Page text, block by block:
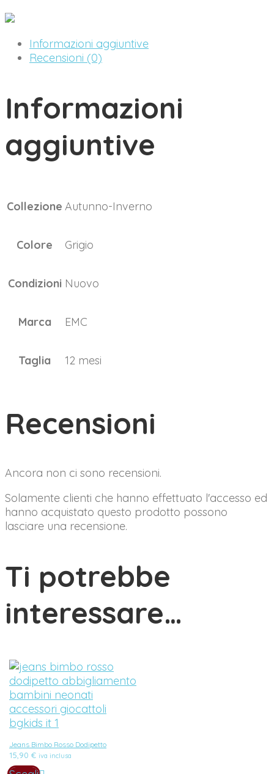
Informazioni aggiuntive
Recensioni (0)
Informazioni
aggiuntive
Collezione Autunno-Inverno
Colore Grigio
Condizioni Nuovo
Marca EMC
Taglia 12 mesi
Recensioni
Ancora non ci sono recensioni.
Solamente clienti che hanno effettuato l'accesso ed
hanno acquistato questo prodotto possono
lasciare una recensione.
Ti potrebbe
interessare…
Jeans Bimbo Rosso Dodipetto
15,90 € iva inclusa